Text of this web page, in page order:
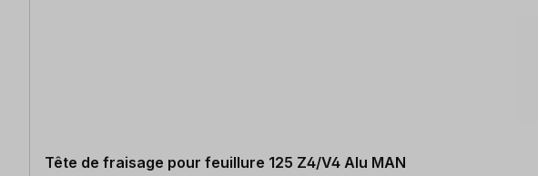
Tête de fraisage pour feuillure 125 Z4/V4 Alu MAN